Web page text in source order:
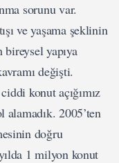
sorunu var.
ve yaşama şeklinin
yapıya
değişti.
konut açığımız
2005’ten
doğru
1 milyon konut